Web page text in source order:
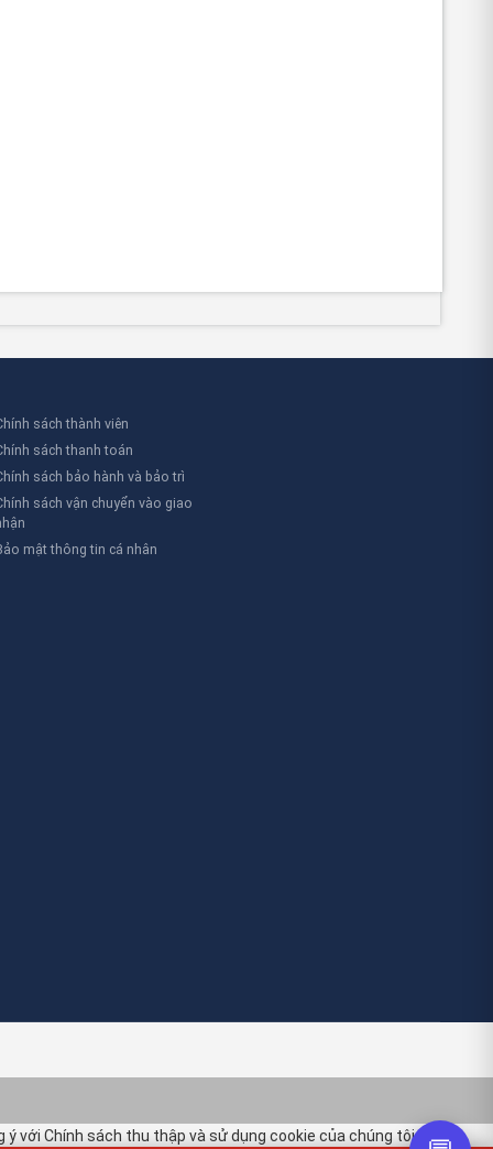
sách thành viên
sách thanh toán
sách bảo hành và bảo trì
sách vận chuyển vào giao
mật thông tin cá nhân
ý vớiChính sách thu thập và sử dụng cookie của chúng tôi.